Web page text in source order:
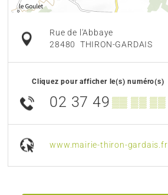
Rue de l'Abbaye
28480 THIRON-GARDAIS
Cliquez pour afficher le(s) numéro(s)
02 37 49 ▒▒ ▒▒ ▒▒
www.mairie-thiron-gardais.fr